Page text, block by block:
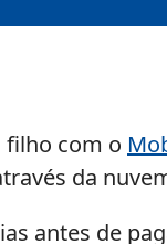
filho com o
da
antes de